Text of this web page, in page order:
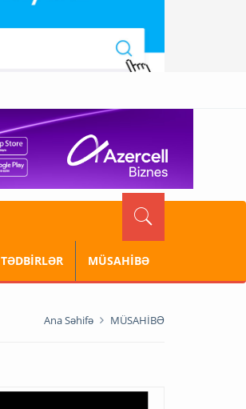
TƏDBİRLƏR MÜSAHİBƏ
Ana Səhifə MÜSAHİBƏ